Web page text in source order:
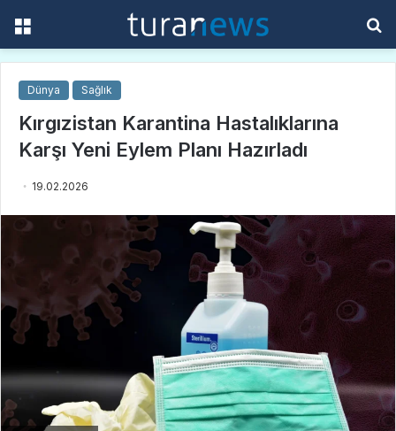
Dünya Sağlık
Kırgızistan Karantina Hastalıklarına
Karşı Yeni Eylem Planı Hazırladı
19.02.2026